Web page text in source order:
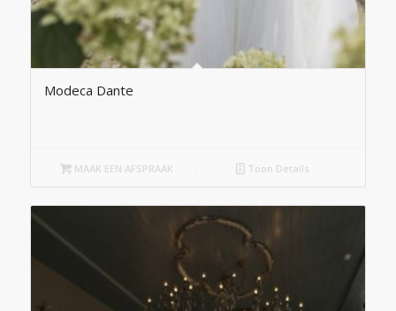
Modeca Dante
MAAK EEN AFSPRAAK Toon Details